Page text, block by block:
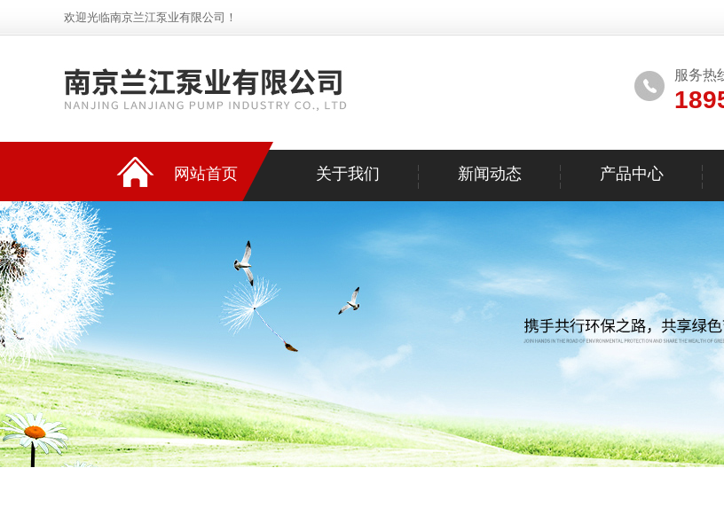
欢迎光临南京兰江泵业有限公司！
服务热
网站首页 关于我们 新闻动态 产品中心